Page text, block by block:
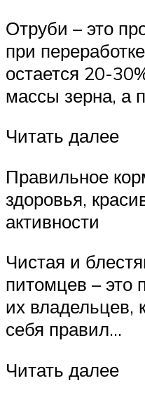
Отруби – это
при
остается 20-
массы зерна, а
Читать далее
Правильное
здоровья,
активности
Чистая и
питомцев – это
их владельцев,
себя правил…
Читать далее